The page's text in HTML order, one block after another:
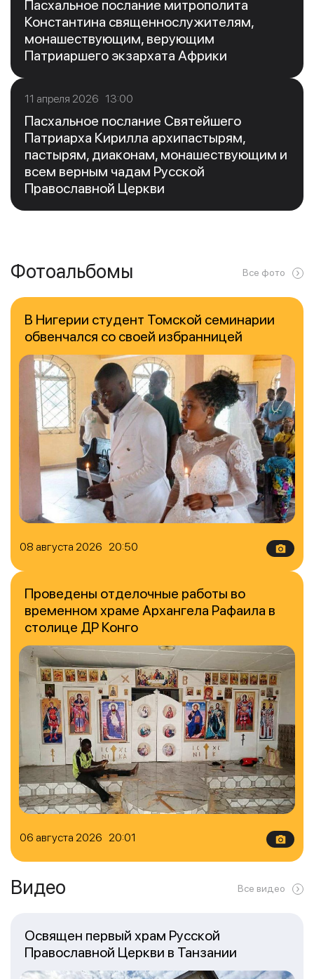
Пасхальное послание митрополита
Константина священнослужителям,
монашествующим, верующим
Патриаршего экзархата Африки
11 апреля 2026 13:00
Пасхальное послание Святейшего
Патриарха Кирилла архипастырям,
пастырям, диаконам, монашествующим и
всем верным чадам Русской
Православной Церкви
Фотоальбомы Все фото
08 августа 2026 20:50
В Нигерии студент Томской семинарии
обвенчался со своей избранницей
06 августа 2026 20:01
Проведены отделочные работы во
временном храме Архангела Рафаила в
столице ДР Конго
Видео Все видео
Освящен первый храм Русской
Православной Церкви в Танзании